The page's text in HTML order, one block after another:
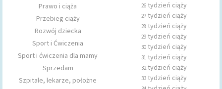
Prawo i ciąża
Przebieg ciąży
Rozwój dziecka
Sport i Ćwiczenia
Sport i ćwiczenia dla mamy
Sprzedam
Szpitale, lekarze, położne
26 tydzień ciąży
27 tydzień ciąży
28 tydzień ciąży
29 tydzień ciąży
30 tydzień ciąży
31 tydzień ciąży
32tydzień ciąży
33 tydzień ciąży